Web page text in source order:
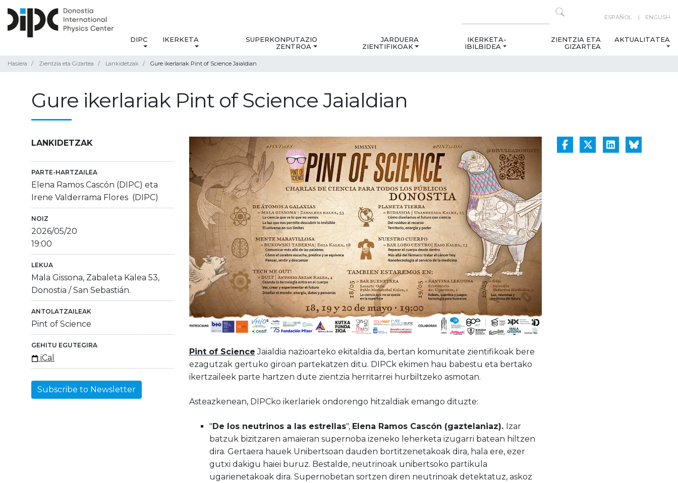
ESPAÑOL ENGLISH
DIPC IKERKETA
SUPERKONPUTAZIO
ZENTROA
JARDUERA
ZIENTIFIKOAK
IKERKETA-
IBILBIDEA
ZIENTZIA ETA
GIZARTEA
AKTUALITATEA
Hasiera Zientzia eta Gizartea Lankidetzak Gure ikerlariak Pint of Science Jaialdian
Gure ikerlariak Pint of Science Jaialdian
LANKIDETZAK
PARTE-HARTZAILEA
Elena Ramos Cascón (DIPC) eta
Irene Valderrama Flores (DIPC)
NOIZ
2026/05/20
19:00
LEKUA
Mala Gissona, Zabaleta Kalea 53,
Donostia / San Sebastián.
ANTOLATZAILEAK
Pint of Science
GEHITU EGUTEGIRA
iCal
Subscribe to Newsletter
Pint of Science Jaialdia nazioarteko ekitaldia da, bertan komunitate zientifikoak bere
ezagutzak gertuko giroan partekatzen ditu. DIPCk ekimen hau babestu eta bertako
ikertzaileek parte hartzen dute zientzia herritarrei hurbiltzeko asmotan.
Asteazkenean, DIPCko ikerlariek ondorengo hitzaldiak emango dituzte:
"De los neutrinos a las estrellas", Elena Ramos Cascón (gaztelaniaz). Izar
batzuk bizitzaren amaieran supernoba izeneko leherketa izugarri batean hiltzen
dira. Gertaera hauek Unibertsoan dauden bortitzenetakoak dira, hala ere, ezer
gutxi dakigu haiei buruz. Bestalde, neutrinoak unibertsoko partikula
ugarienetakoak dira. Supernobetan sortzen diren neutrinoak detektatuz, askoz